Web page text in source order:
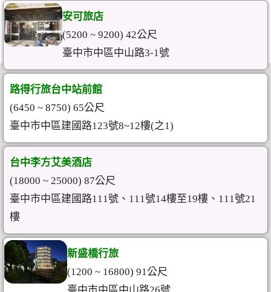
安可旅店
(5200 ~ 9200) 42公尺
臺中市中區中山路3-1號
路得行旅台中站前館
(6450 ~ 8750) 65公尺
臺中市中區建國路123號8~12樓(之1)
台中李方艾美酒店
(18000 ~ 25000) 87公尺
臺中市中區建國路111號、111號14樓至19樓、111號21
樓
新盛橋行旅
(1200 ~ 16800) 91公尺